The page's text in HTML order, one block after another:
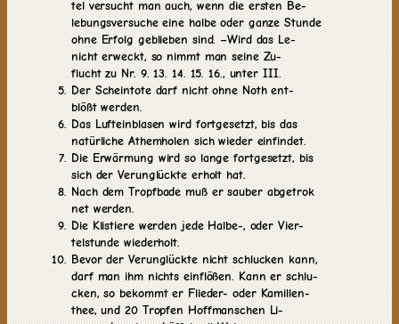
tel versucht man auch, wenn die ersten Be-
lebungsversuche eine halbe oder ganze Stunde
ohne Erfolg geblieben sind. –Wird das Le-
nicht erweckt, so nimmt man seine Zu-
flucht zu Nr. 9. 13. 14. 15. 16., unter III.
Der Scheintote darf nicht ohne Noth ent-
blößt werden.
Das Lufteinblasen wird fortgesetzt, bis das
natürliche Athemholen sich wieder einfindet.
Die Erwärmung wird so lange fortgesetzt, bis
sich der Verunglückte erholt hat.
Nach dem Tropfbade muß er sauber abgetrok
net werden.
Die Klistiere werden jede Halbe-, oder Vier-
telstunde wiederholt.
Bevor der Verunglückte nicht schlucken kann,
darf man ihm nichts einflößen. Kann er schlu-
cken, so bekommt er Flieder- oder Kamillen-
thee, und 20 Tropfen Hoffmanschen Li-